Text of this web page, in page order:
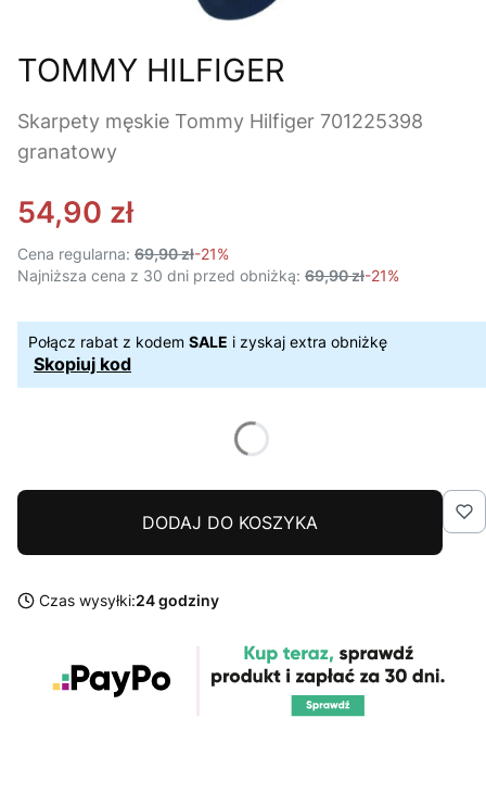
TOMMY HILFIGER
Skarpety męskie Tommy Hilfiger 701225398
granatowy
54,90 zł
Cena regularna: 69,90 zł-21%
Najniższa cena z 30 dni przed obniżką: 69,90 zł-21%
Połącz rabat z kodem SALE i zyskaj extra obniżkę
Skopiuj kod
DODAJ DO KOSZYKA
Czas wysyłki:24 godziny